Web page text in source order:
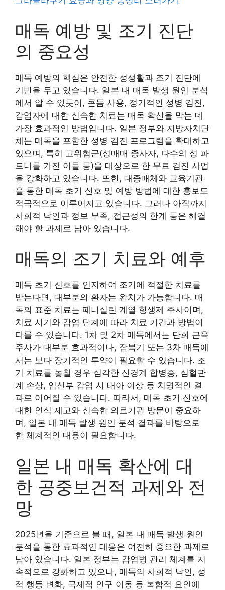
매독 예방 및 조기 진단
의 중요성
매독 예방의 핵심은 안전한 성생활과 조기 진단에
기반을 두고 있습니다. 일본 내 매독 발생 원인 분석
에서 알 수 있듯이, 콘돔 사용, 정기적인 성병 검진,
감염자에 대한 신속한 치료는 매독 확산을 막는 데
가장 효과적인 방법입니다. 일본 정부와 지방자치단
체는 매독을 포함한 성병 검진 프로그램을 확대하고
있으며, 특히 고위험군(성매매 종사자, 다수의 성 파
트너를 가진 이들 등)을 대상으로 한 무료 검진 사업
을 강화하고 있습니다. 또한, 대중매체와 교육기관
을 통한 매독 초기 신호 및 예방 방법에 대한 홍보도
적극적으로 이루어지고 있습니다. 그러나 아직까지
사회적 낙인과 정보 부족, 접근성의 한계 등은 해결
해야 할 과제로 남아 있습니다.
매독의 조기 치료와 예후
매독 초기 신호를 인지하여 조기에 적절한 치료를
받는다면, 대부분의 환자는 완치가 가능합니다. 매
독의 표준 치료는 페니실린 계열 항생제 주사이며,
치료 시기와 감염 단계에 따라 치료 기간과 방법이
다를 수 있습니다. 1차 및 2차 매독에서는 단회 근육
주사가 대부분 효과적이나, 잠복기 또는 3차 매독에
서는 보다 장기적인 투약이 필요할 수 있습니다. 조
기 치료를 놓칠 경우 심각한 신경계 합병증, 심혈관
계 손상, 임신부 감염 시 태아 이상 등 치명적인 결
과로 이어질 수 있습니다. 따라서, 매독 초기 신호에
대한 인식 제고와 신속한 의료기관 방문이 중요하
며, 일본 내 매독 발생 원인 분석 결과를 바탕으로
한 체계적인 대응이 필요합니다.
일본 내 매독 확산에 대
한 공중보건적 과제와 전
망
2025년을 기준으로 볼 때, 일본 내 매독 발생 원인
분석을 통한 효과적인 대응은 여전히 중요한 과제로
남아 있습니다. 일본 정부는 감염병 관리 체계를 지
속적으로 강화하고 있으나, 매독의 사회적 낙인, 성
적 행동 변화, 국제적 인구 이동 등 복합적 요인에